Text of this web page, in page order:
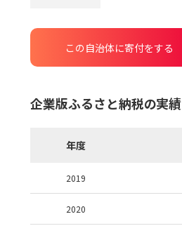
この自治体に寄付をする
企業版ふるさと納税の実績
年度
2019
2020